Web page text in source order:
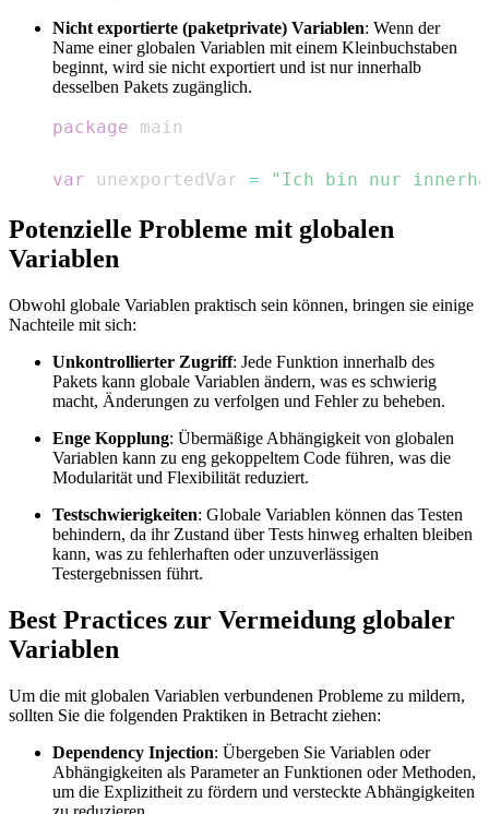
Nicht exportierte (paketprivate) Variablen: Wenn der
Name einer globalen Variablen mit einem Kleinbuchstaben
beginnt, wird sie nicht exportiert und ist nur innerhalb
desselben Pakets zugänglich.
package
var unexportedVar = "Ich bin nur
Potenzielle Probleme mit globalen
Variablen
Obwohl globale Variablen praktisch sein können, bringen sie einige
Nachteile mit sich:
Unkontrollierter Zugriff: Jede Funktion innerhalb des
Pakets kann globale Variablen ändern, was es schwierig
macht, Änderungen zu verfolgen und Fehler zu beheben.
Enge Kopplung: Übermäßige Abhängigkeit von globalen
Variablen kann zu eng gekoppeltem Code führen, was die
Modularität und Flexibilität reduziert.
Testschwierigkeiten: Globale Variablen können das Testen
behindern, da ihr Zustand über Tests hinweg erhalten bleiben
kann, was zu fehlerhaften oder unzuverlässigen
Testergebnissen führt.
Best Practices zur Vermeidung globaler
Variablen
Um die mit globalen Variablen verbundenen Probleme zu mildern,
sollten Sie die folgenden Praktiken in Betracht ziehen:
Dependency Injection: Übergeben Sie Variablen oder
Abhängigkeiten als Parameter an Funktionen oder Methoden,
um die Explizitheit zu fördern und versteckte Abhängigkeiten